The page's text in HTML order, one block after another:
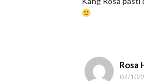
Rosa
07/10/